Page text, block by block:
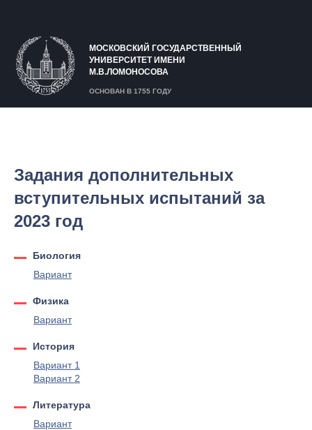
МОСКОВСКИЙ ГОСУДАРСТВЕННЫЙ
УНИВЕРСИТЕТ ИМЕНИ
М.В.ЛОМОНОСОВА
ОСНОВАН В 1755 ГОДУ
Задания дополнительных
вступительных испытаний за
2023 год
Биология
Вариант
Физика
Вариант
История
Вариант 1
Вариант 2
Литература
Вариант